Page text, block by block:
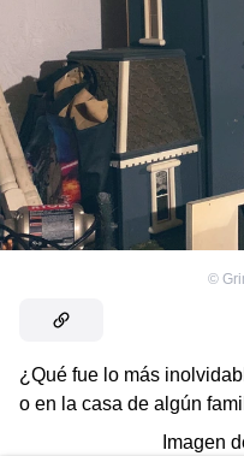
©
¿Qué fue lo más
o en la casa de algún
Imagen